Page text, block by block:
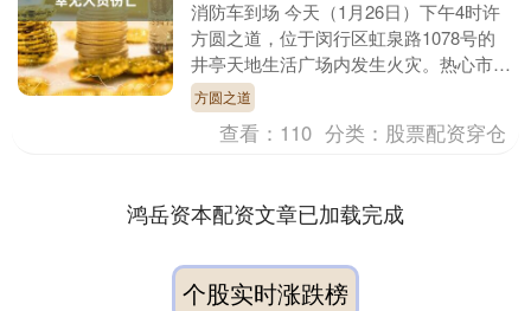
消防车到场 今天（1月26日）下午4时许
方圆之道，位于闵行区虹泉路1078号的
井亭天地生活广场内发生火灾。热心市民
报警后，多辆消防车开赴现场。经消防队
员紧急处置....
方圆之道
查看： 110 分类： 股票配资穿仓
鸿岳资本配资文章已加载完成
个股实时涨跌榜